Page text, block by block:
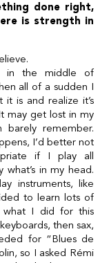
done right,
is strength in
in the middle of
all of a sudden I
is and realize it’s
may get lost in my
remember.
I’d better not
if I play all
in my head.
instruments, like
to learn lots of
what I did for this
then sax,
for “Blues de
so I asked Rémi